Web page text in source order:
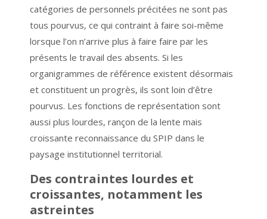
catégories de personnels précitées ne sont pas
tous pourvus, ce qui contraint à faire soi-même
lorsque l’on n’arrive plus à faire faire par les
présents le travail des absents. Si les
organigrammes de référence existent désormais
et constituent un progrès, ils sont loin d’être
pourvus. Les fonctions de représentation sont
aussi plus lourdes, rançon de la lente mais
croissante reconnaissance du SPIP dans le
paysage institutionnel territorial.
Des contraintes lourdes et
croissantes, notamment les
astreintes